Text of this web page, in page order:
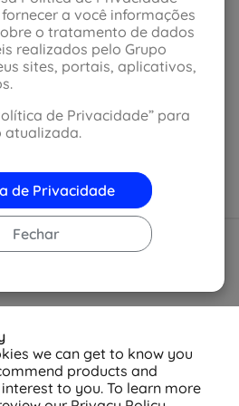
we can get to know you
products and
to you. To learn more
cobertura de carro extra foi
poderá optar por créditos
entanto, esse acionamento
asregras
cláusula contratada.
a você informações
o tratamento de dados
realizados pelo Grupo
sites, portais, aplicativos,
de Privacidade” para
atualizada.
de Privacidade
Fechar